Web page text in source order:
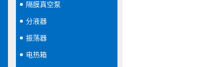
隔膜真空泵
分液器
振荡器
电热箱